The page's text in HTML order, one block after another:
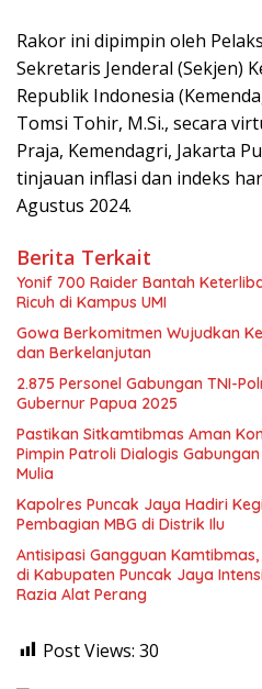
Rakor ini dipimpin oleh
Sekretaris Jenderal (Sekjen)
Republik Indonesia
Tomsi Tohir, M.Si., secara
Praja, Kemendagri, Jakarta
tinjauan inflasi dan indeks
Agustus 2024.
Berita Terkait
Yonif 700 Raider Bantah
Ricuh di Kampus UMI
Gowa Berkomitmen Wujudkan
dan Berkelanjutan
2.875 Personel Gabungan TNI-
Gubernur Papua 2025
Pastikan Sitkamtibmas Aman
Pimpin Patroli Dialogis
Mulia
Kapolres Puncak Jaya Hadiri
Pembagian MBG di Distrik Ilu
Antisipasi Gangguan
di Kabupaten Puncak Jaya
Razia Alat Perang
Post Views: 30